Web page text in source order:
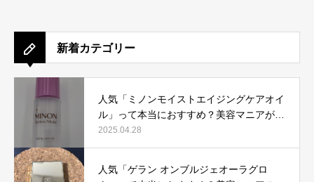
新着カテゴリー
人気「ミノンモイストエイジングケアオイ
ル」って本当におすすめ？美容マニアが実
際使用して口コミを検証！
2025.04.28
人気「ゲラン オンブルジェオーラグロ